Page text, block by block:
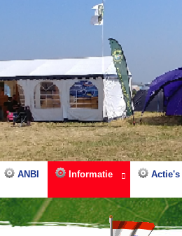
ANBI Informatie Actie's